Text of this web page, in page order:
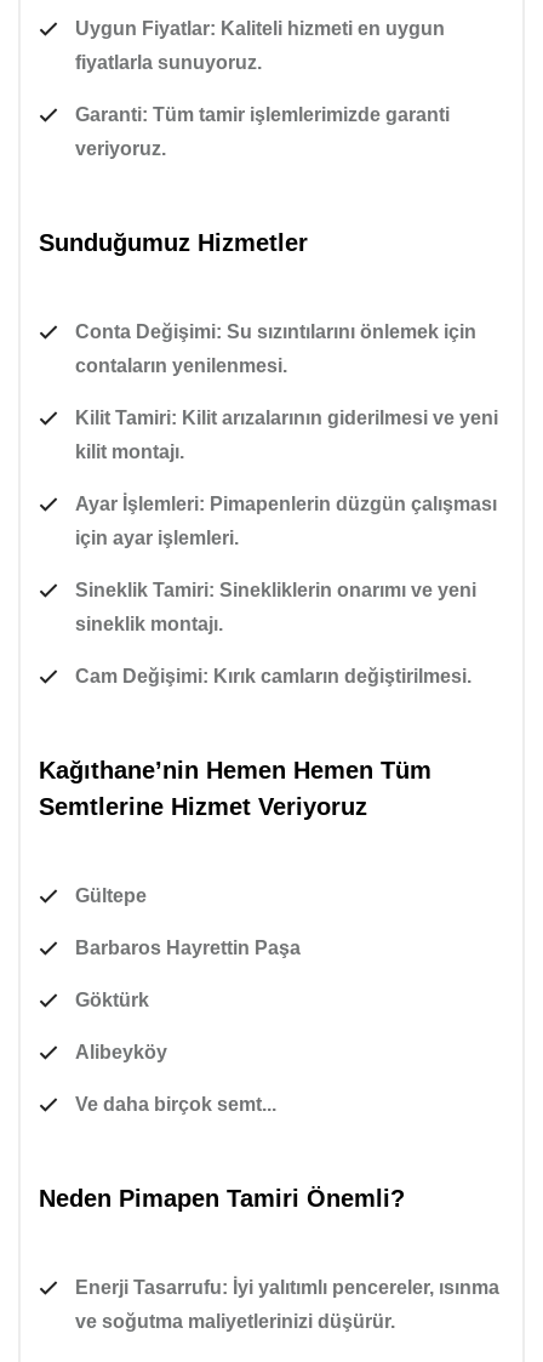
Uygun Fiyatlar: Kaliteli hizmeti en uygun
fiyatlarla sunuyoruz.
Garanti: Tüm tamir işlemlerimizde garanti
veriyoruz.
Sunduğumuz Hizmetler
Conta Değişimi: Su sızıntılarını önlemek için
contaların yenilenmesi.
Kilit Tamiri: Kilit arızalarının giderilmesi ve yeni
kilit montajı.
Ayar İşlemleri: Pimapenlerin düzgün çalışması
için ayar işlemleri.
Sineklik Tamiri: Sinekliklerin onarımı ve yeni
sineklik montajı.
Cam Değişimi: Kırık camların değiştirilmesi.
Kağıthane’nin Hemen Hemen Tüm
Semtlerine Hizmet Veriyoruz
Gültepe
Barbaros Hayrettin Paşa
Göktürk
Alibeyköy
Ve daha birçok semt...
Neden Pimapen Tamiri Önemli?
Enerji Tasarrufu: İyi yalıtımlı pencereler, ısınma
ve soğutma maliyetlerinizi düşürür.